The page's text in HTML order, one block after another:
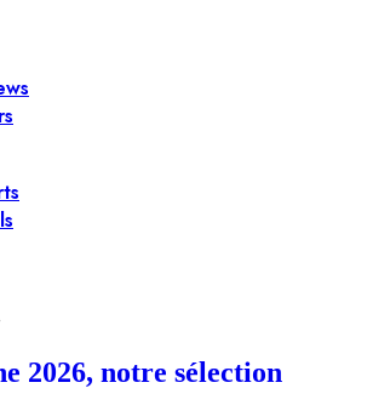
2026, notre sélection